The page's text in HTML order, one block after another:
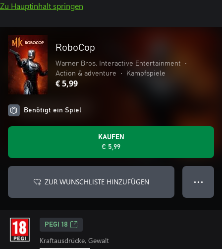
Zu Hauptinhalt springen
RoboCop
Warner Bros. Interactive Entertainment
•
Action & adventure
• Kampfspiele
€ 5,99
Benötigt ein Spiel
KAUFEN
€ 5,99
ZUR WUNSCHLISTE HINZUFÜGEN ● ● ●
PEGI 18
Kraftausdrücke, Gewalt